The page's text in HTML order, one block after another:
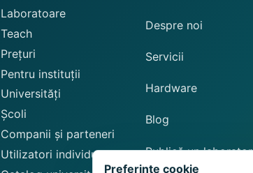
Laboratoare
Teach
Prețuri
Pentru instituții
Universități
Școli
Companii și parteneri
Utilizatori individuali
Despre noi
Servicii
Hardware
Blog
Publică un laborator
Preferințe cookie